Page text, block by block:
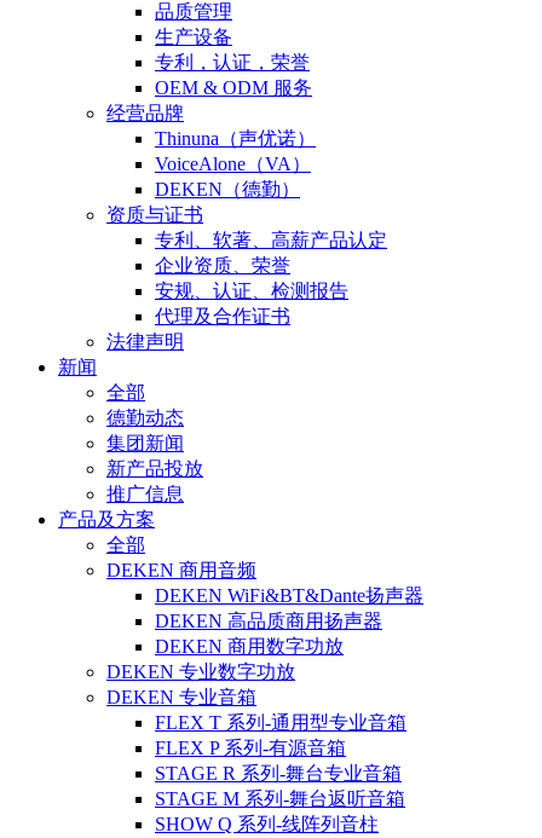
品质管理
生产设备
专利，认证，荣誉
OEM & ODM 服务
经营品牌
Thinuna（声优诺）
VoiceAlone（VA）
DEKEN（德勤）
资质与证书
专利、软著、高薪产品认定
企业资质、荣誉
安规、认证、检测报告
代理及合作证书
法律声明
新闻
全部
德勤动态
集团新闻
新产品投放
推广信息
产品及方案
全部
DEKEN 商用音频
DEKEN WiFi&BT&Dante扬声器
DEKEN 高品质商用扬声器
DEKEN 商用数字功放
DEKEN 专业数字功放
DEKEN 专业音箱
FLEX T 系列-通用型专业音箱
FLEX P 系列-有源音箱
STAGE R 系列-舞台专业音箱
STAGE M 系列-舞台返听音箱
SHOW Q 系列-线阵列音柱